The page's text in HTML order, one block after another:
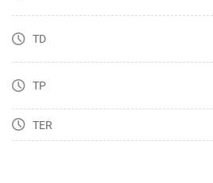
TD
TP
TER